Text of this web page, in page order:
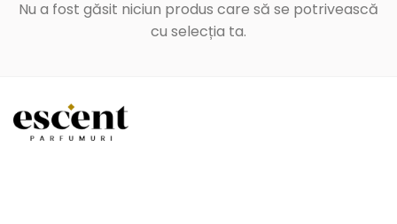
Nu a fost găsit niciun produs care să se potrivească
cu selecția ta.